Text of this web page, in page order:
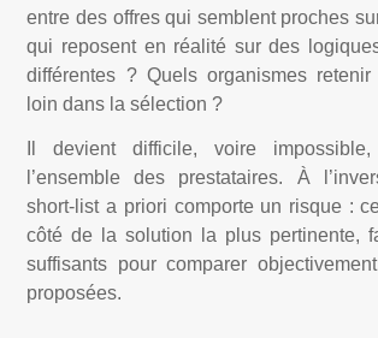
entre des offres qui semblent proches
qui reposent en réalité sur des
différentes ? Quels organismes
loin dans la sélection ?
Il devient difficile, voire
l’ensemble des prestataires. À
short-list a priori comporte un risque :
côté de la solution la plus pertinente,
suffisants pour comparer
proposées.